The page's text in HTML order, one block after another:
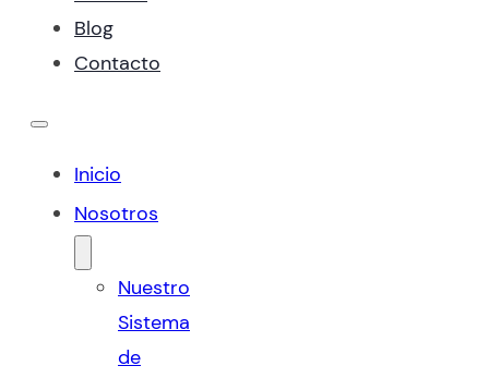
Blog
Contacto
Inicio
Nosotros
Nuestro
Sistema
de